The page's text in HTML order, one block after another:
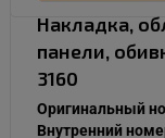
Накладка,
панели,
3160
Оригинальный
Внутренний